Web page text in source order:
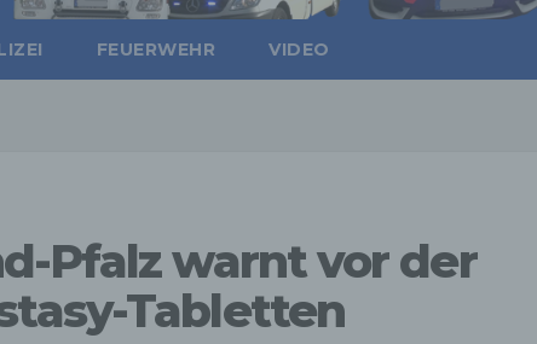
FEUERWEHR VIDEO
Pfalz warnt vor der
Tabletten